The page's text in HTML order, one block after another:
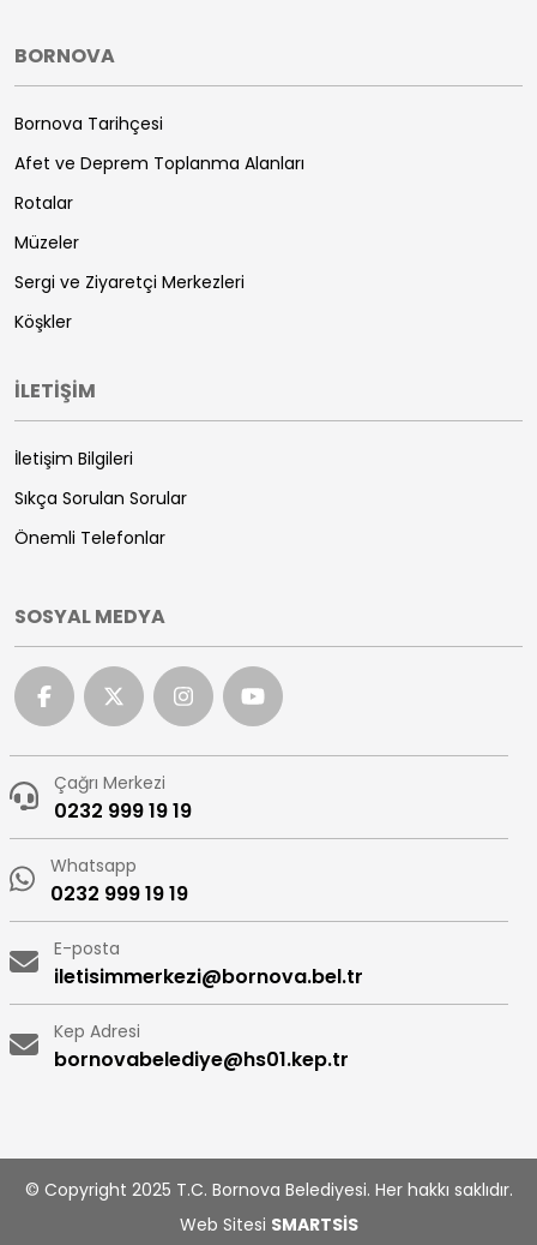
BORNOVA
Bornova Tarihçesi
Afet ve Deprem Toplanma Alanları
Rotalar
Müzeler
Sergi ve Ziyaretçi Merkezleri
Köşkler
İLETİŞİM
İletişim Bilgileri
Sıkça Sorulan Sorular
Önemli Telefonlar
SOSYAL MEDYA
Çağrı Merkezi
0232 999 19 19
Whatsapp
0232 999 19 19
E-posta
iletisimmerkezi@bornova.bel.tr
Kep Adresi
bornovabelediye@hs01.kep.tr
© Copyright 2025 T.C. Bornova Belediyesi. Her hakkı saklıdır.
Web Sitesi SMARTSİS